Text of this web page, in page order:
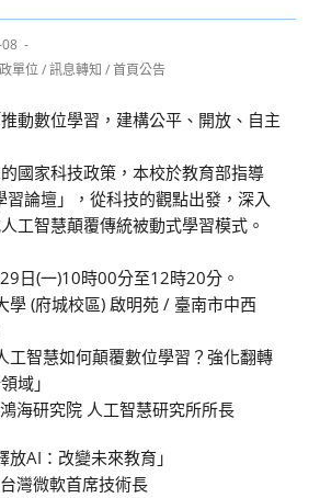
單位 / 訊息轉知 / 首頁公告
動數位學習，建構公平、開放、自主
國家科技政策，本校於教育部指導
論壇」，從科技的觀點出發，深入
工智慧顛覆傳統被動式學習模式。
日(一)10時00分至12時20分。
學 (府城校區) 啟明苑 / 臺南市中西
工智慧如何顛覆數位學習？強化翻轉
域」
海研究院 人工智慧研究所所長
AI：改變未來教育」
灣微軟首席技術長